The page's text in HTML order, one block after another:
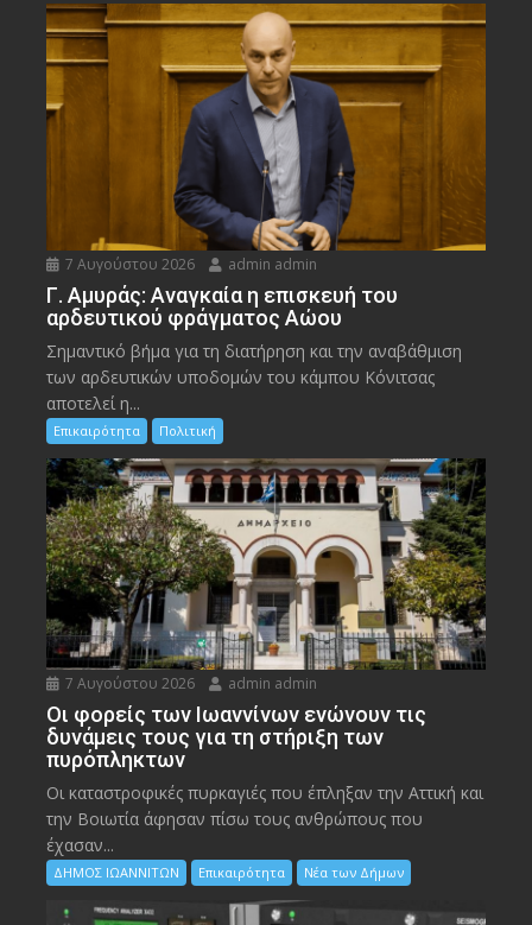
7 Αυγούστου 2026 admin admin
Γ. Αμυράς: Αναγκαία η επισκευή του
αρδευτικού φράγματος Αώου
Σημαντικό βήμα για τη διατήρηση και την αναβάθμιση
των αρδευτικών υποδομών του κάμπου Κόνιτσας
αποτελεί η...
Επικαιρότητα Πολιτική
7 Αυγούστου 2026 admin admin
Οι φορείς των Ιωαννίνων ενώνουν τις
δυνάμεις τους για τη στήριξη των
πυρόπληκτων
Οι καταστροφικές πυρκαγιές που έπληξαν την Αττική και
την Bοιωτία άφησαν πίσω τους ανθρώπους που
έχασαν...
ΔΗΜΟΣ ΙΩΑΝΝΙΤΩΝ Επικαιρότητα Νέα των Δήμων